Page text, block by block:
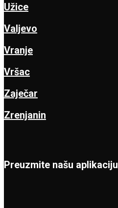
Užice
Valjevo
Vranje
Vršac
Zaječar
Zrenjanin
Preuzmite našu aplikaciju